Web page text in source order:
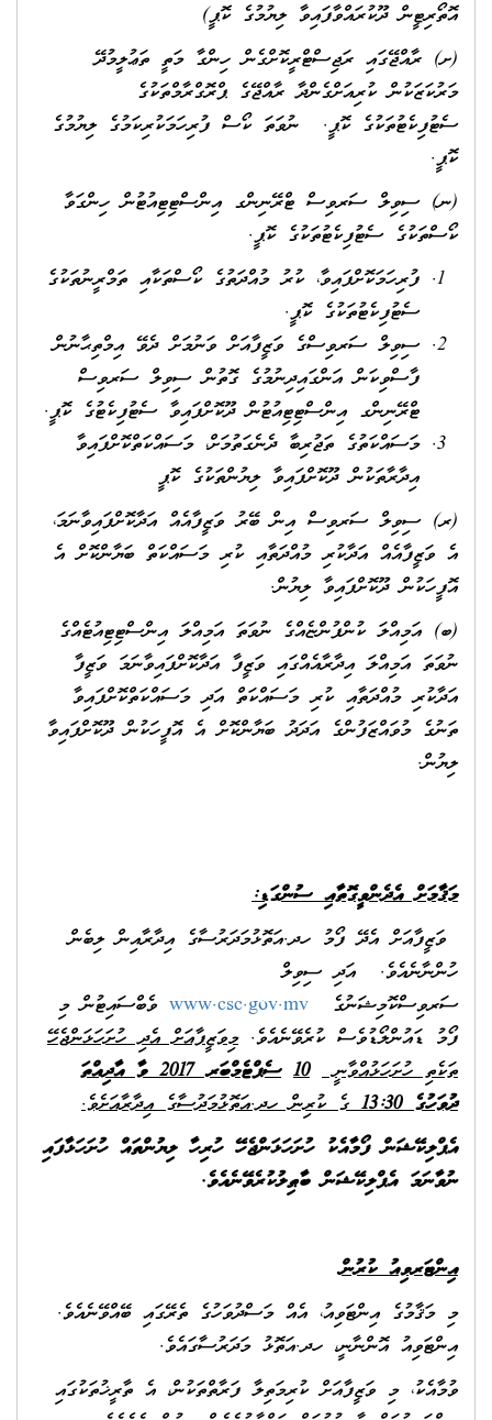
އޮތޯރިޓީން ދޫކުރައްވާފައިވާ ލިޔުމުގެ ކޮޕީ)
(ށ) ރާއްޖޭގައި ރަޖިސްޓްރީކޮށްގެން ހިންގާ މަތީ ތަޢުލީމުދޭ
މަރުކަޒަކުން ކުރިއަށްގެންދާ ރާއްޖޭގެ ޕްރޮގްރާމްތަކުގެ
ސެޓުފިކެޓުތަކުގެ ކޮޕީ. ނުވަތަ ކޯސް ފުރިހަމަކުރިކަމުގެ ލިޔުމުގެ
ކޮޕީ.
(ނ) ސިވިލް ސަރވިސް ޓްރޭނިންގ އިންސްޓިޓިއުޓުން ހިންގަވާ
ކޯސްތަކުގެ ސެޓުފިކެޓުތަކުގެ ކޮޕީ.
ފުރިހަމަކޮށްފައިވާ، ކުރު މުއްދަތުގެ ކޯސްތަކާއި ތަމްރީނުތަކުގެ
ސެޓުފިކެޓުތަކުގެ ކޮޕީ.
ސިވިލް ސަރވިސްގެ ވަޒީފާއަށް ވަނުމަށް ދެވޭ އިމްތިޙާނުން
ފާސްވިކަން އަންގައިދިނުމުގެ ގޮތުން ސިވިލް ސަރވިސް
ޓްރޭނިންގ އިންސްޓިޓިއުޓުން ދޫކޮށްފައިވާ ސެޓުފިކެޓުގެ ކޮޕީ.
މަސައްކަތުގެ ތަޖުރިބާ ދެނެގަތުމަށް، މަސައްކަތްކޮށްފައިވާ
އިދާރާތަކުން ދޫކޮށްފައިވާ ލިޔުންތަކުގެ ކޮޕީ
(ރ) ސިވިލް ސަރވިސް އިން ބޭރު ވަޒީފާއެއް އަދާކޮށްފައިވާނަމަ،
އެ ވަޒީފާއެއް އަދާކުރި މުއްދަތާއި ކުރި މަސައްކަތް ބަޔާންކޮށް އެ
އޮފީހަކުން ދޫކޮށްފައިވާ ލިޔުން.
(ބ) އަމިއްލަ ކުންފުންޏެއްގެ ނުވަތަ އަމިއްލަ އިންސްޓިޓިއުޓެއްގެ
ނުވަތަ އަމިއްލަ އިދާރާއެއްގައި ވަޒީފާ އަދާކޮށްފައިވާނަމަ ވަޒީފާ
އަދާކުރި މުއްދަތާއި ކުރި މަސައްކަތް އަދި މަސައްކަތްކޮށްފައިވާ
ތަނުގެ މުވައްޒަފުންގެ އަދަދު ބަޔާންކޮށް އެ އޮފީހަކުން ދޫކޮށްފައިވާ
ލިޔުން.
މަޤާމަށް އެދެންވީގޮތާއި ސުންގަޑި:
ވަޒީފާއަށް އެދޭ ފޯމު ހދ.އަތޮޅުމަދަރުސާގެ އިދާރާއިން ލިބެން
ހުންނާނެއެވެ. އަދި ސިވިލް
ސަރވިސްކޮމިޝަނުގެ www.csc.gov.mv ވެބްސައިޓުން މި
ފޯމު ޑައުންލޯޑުވެސް ކުރެވޭނެއެވެ.މިވަޒީފާއަށް އެދި ހުށަހަޅަންޖެހޭ
ތަކެތި ހުށަހަޅުއްވާނީ 10
ސެޕްޓެމްބަރ 2017 ވާ އާދިއްތަ
ދުވަހުގެ 13:30
ގެ ކުރިން ހދ.އަތޮޅުމަދުސާގެ އިދާރާއަށެވެ.
އެޕްލިކޭޝަން ފޯމާއެކު ހުށަހަޅަންޖެހޭ ހުރިހާ ލިޔުންތައް ހުށަހަޅާފައި
ނުވާނަމަ އެޕްލިކޭޝަން ބާޠިލުކުރެވޭނެއެވެ.
އިންޓަރވިއު ކުރުން
މި މަޤާމުގެ އިންޓަވިއު، އެއް މަސްދުވަހުގެ ތެރޭގައި ބޭއްވޭނެއެވެ.
އިންޓަވިއު އޮންނާނީ، ހދ.އަތޮޅު މަދަރުސާގައެވެ.
ވުމާއެކު، މި ވަޒީފާއަށް ކުރިމަތިލާ ފަރާތްތަކުން، އެ ތާރީޚުތަކުގައި